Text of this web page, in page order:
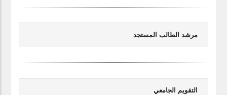
مرشد الطالب المستجد
التقويم الجامعي